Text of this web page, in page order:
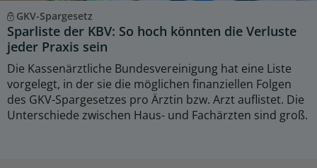
GKV-Spargesetz
Sparliste der KBV: So hoch könnten die Verluste
jeder Praxis sein
Die Kassenärztliche Bundesvereinigung hat eine Liste
vorgelegt, in der sie die möglichen finanziellen Folgen
des GKV-Spargesetzes pro Ärztin bzw. Arzt auflistet. Die
Unterschiede zwischen Haus- und Fachärzten sind groß.